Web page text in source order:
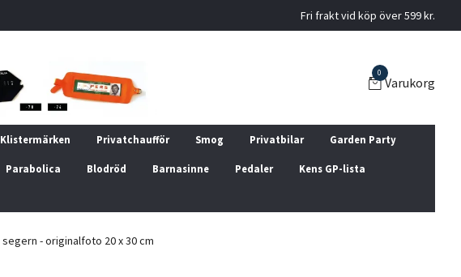
Fri frakt vid köp över 599 kr.
0
Varukorg
Klistermärken Privatchaufför Smog Privatbilar Garden Party
Parabolica Blodröd Barnasinne Pedaler Kens GP-lista
- originalfoto 20 x 30 cm